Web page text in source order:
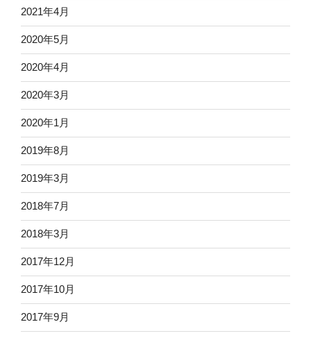
2021年4月
2020年5月
2020年4月
2020年3月
2020年1月
2019年8月
2019年3月
2018年7月
2018年3月
2017年12月
2017年10月
2017年9月